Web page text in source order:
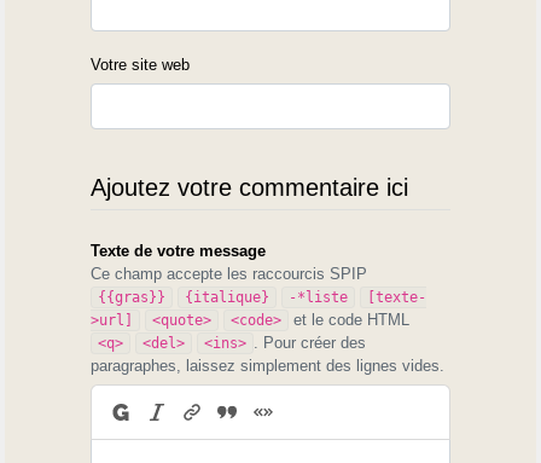
Votre site web
Ajoutez votre commentaire ici
Texte de votre message
Ce champ accepte les raccourcis SPIP
{{gras}} {italique} -*liste
[texte-
>url]
<quote> <code> et le code HTML
<q> <del> <ins>
. Pour créer des
paragraphes, laissez simplement des lignes vides.